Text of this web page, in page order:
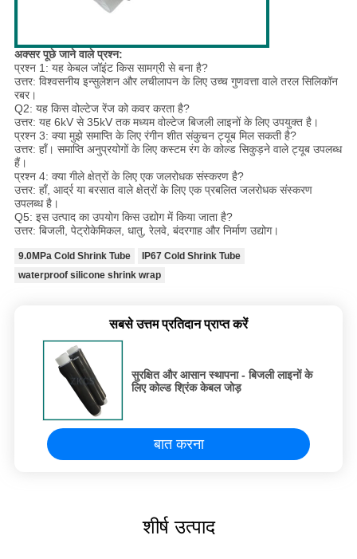
अक्सर पूछे जाने वाले प्रश्न:
प्रश्न 1: यह केबल जॉइंट किस सामग्री से बना है?
उत्तर: विश्वसनीय इन्सुलेशन और लचीलापन के लिए उच्च गुणवत्ता वाले तरल सिलिकॉन
रबर।
Q2: यह किस वोल्टेज रेंज को कवर करता है?
उत्तर: यह 6kV से 35kV तक मध्यम वोल्टेज बिजली लाइनों के लिए उपयुक्त है।
प्रश्न 3: क्या मुझे समाप्ति के लिए रंगीन शीत संकुचन ट्यूब मिल सकती है?
उत्तर: हाँ। समाप्ति अनुप्रयोगों के लिए कस्टम रंग के कोल्ड सिकुड़ने वाले ट्यूब उपलब्ध
हैं।
प्रश्न 4: क्या गीले क्षेत्रों के लिए एक जलरोधक संस्करण है?
उत्तर: हाँ, आर्द्र या बरसात वाले क्षेत्रों के लिए एक प्रबलित जलरोधक संस्करण
उपलब्ध है।
Q5: इस उत्पाद का उपयोग किस उद्योग में किया जाता है?
उत्तर: बिजली, पेट्रोकेमिकल, धातु, रेलवे, बंदरगाह और निर्माण उद्योग।
9.0MPa Cold Shrink Tube
IP67 Cold Shrink Tube
waterproof silicone shrink wrap
सबसे उत्तम प्रतिदान प्राप्त करें
सुरक्षित और आसान स्थापना - बिजली लाइनों के
लिए कोल्ड श्रिंक केबल जोड़
बात करना
शीर्ष उत्पाद